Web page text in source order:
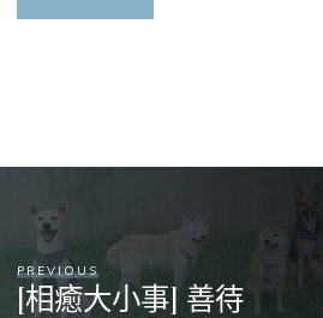
PREVIOUS
[相癒大小事] 善待